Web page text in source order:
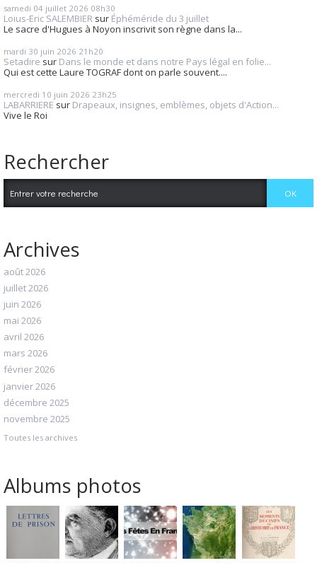
samedi 04 juillet 2026 08h30
Loius-Eric SALEMBIER sur Éphéméride du 3 juillet
Le sacre d'Hugues à Noyon inscrivit son règne dans la...
mardi 30 juin 2026 21h20
Setadire sur Dans le monde et dans notre Pays légal en folie...
Qui est cette Laure TOGRAF dont on parle souvent....
mercredi 10 juin 2026 23h25
LABARRIERE sur Drapeaux, insignes, emblèmes, objets d'Action...
Vive le Roi
Rechercher
Archives
août 2026
juillet 2026
juin 2026
mai 2026
avril 2026
mars 2026
février 2026
janvier 2026
décembre 2025
novembre 2025
Toutes les archives
Albums photos